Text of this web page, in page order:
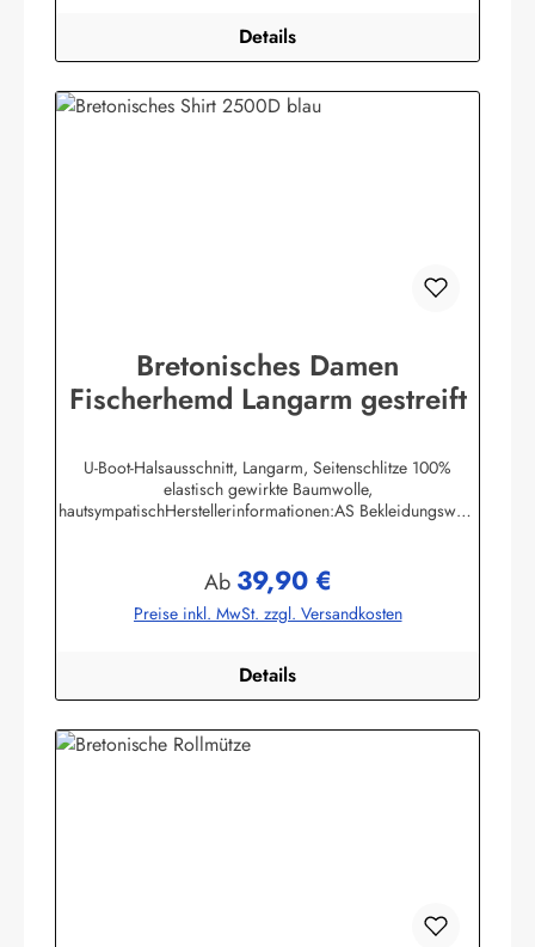
Details
Bretonisches Damen
Fischerhemd Langarm gestreift
U-Boot-Halsausschnitt, Langarm, Seitenschlitze 100%
elastisch gewirkte Baumwolle,
hautsympatischHerstellerinformationen:AS Bekleidungswerk
Regulärer Preis:
Ab 39,90 €
Preise inkl. MwSt. zzgl. Versandkosten
Details